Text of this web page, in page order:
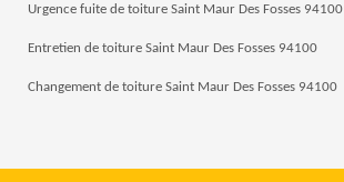
Urgence fuite de toiture Saint Maur Des Fosses 94100
Entretien de toiture Saint Maur Des Fosses 94100
Changement de toiture Saint Maur Des Fosses 94100